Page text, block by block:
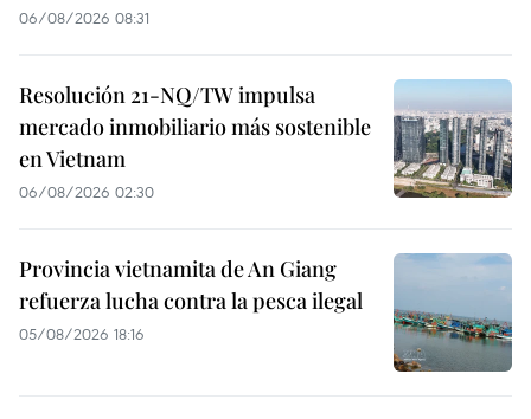
06/08/2026 08:31
Resolución 21-NQ/TW impulsa
mercado inmobiliario más sostenible
en Vietnam
06/08/2026 02:30
Provincia vietnamita de An Giang
refuerza lucha contra la pesca ilegal
05/08/2026 18:16